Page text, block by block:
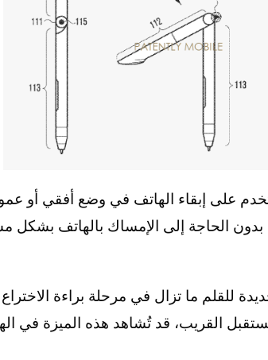
على إبقاء الهاتف في وضع أفقي أو
بدون الحاجة إلى الإمساك بالهاتف
للقلم ما تزال في مرحلة براءة